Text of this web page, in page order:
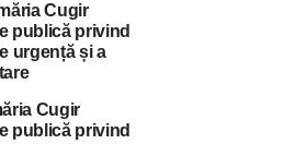
Cugir
publică privind
urgență și a
Cugir
publică privind